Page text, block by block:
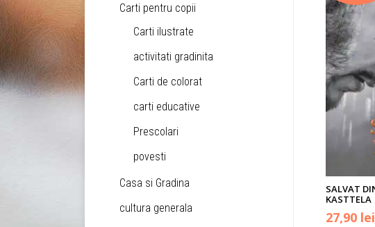
SALVAT
KASTTELA
Prețul
27,90 lei
Carti pentru copii
Carti ilustrate
activitati gradinita
Carti de colorat
carti educative
Prescolari
povesti
Casa si Gradina
cultura generala